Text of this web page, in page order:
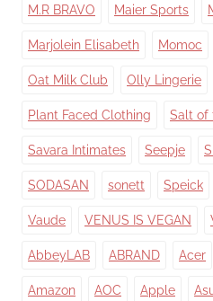
M.R BRAVO Maier Sports
Marjolein Elisabeth Momoc
Oat Milk Club Olly Lingerie
Plant Faced Clothing Salt of
Savara Intimates Seepje
SODASAN sonett Speick
Vaude VENUS IS VEGAN
AbbeyLAB ABRAND Acer
Amazon AOC Apple